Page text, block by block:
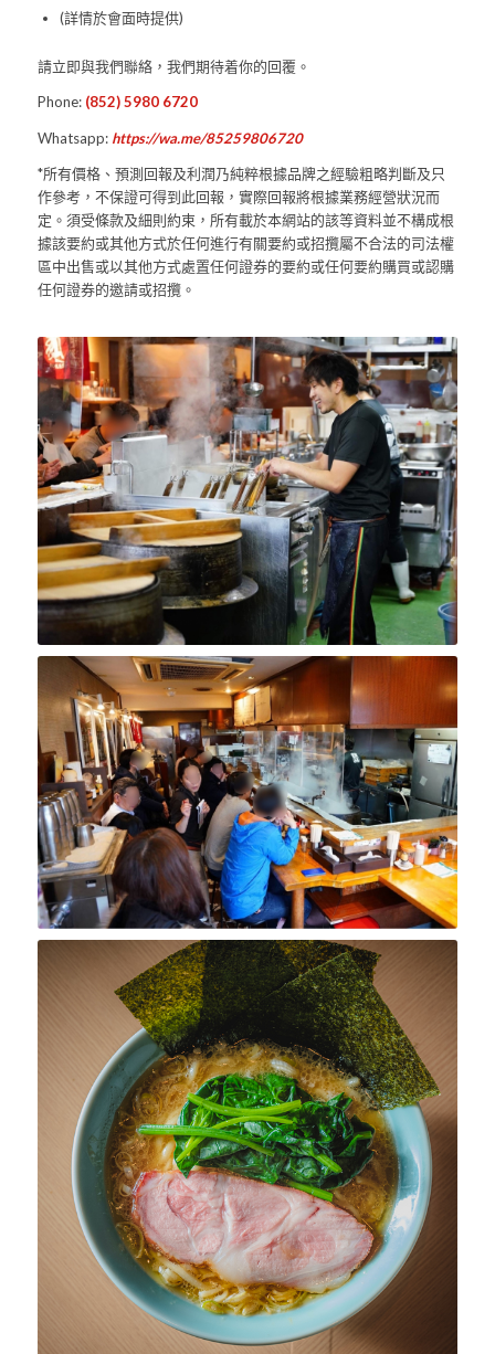
(詳情於會面時提供)
請立即與我們聯絡，我們期待着你的回覆。
Phone: (852) 5980 6720
Whatsapp: https://wa.me/85259806720
*所有價格、預測回報及利潤乃純粹根據品牌之經驗粗略判斷及只
作參考，不保證可得到此回報，實際回報將根據業務經營狀況而
定。須受條款及細則約束，所有載於本網站的該等資料並不構成根
據該要約或其他方式於任何進行有關要約或招攬屬不合法的司法權
區中出售或以其他方式處置任何證券的要約或任何要約購買或認購
任何證券的邀請或招攬。